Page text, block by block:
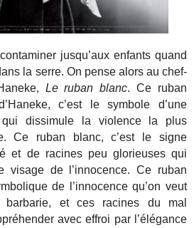
jusqu’aux enfants quand
la serre. On pense alors au chef-
Le ruban blanc. Ce ruban
c’est le symbole d’une
qui dissimule la violence la plus
Ce ruban blanc, c’est le signe
et de racines peu glorieuses qui
visage de l’innocence. Ce ruban
de l’innocence qu’on veut
et ces racines du mal
avec effroi par l’élégance